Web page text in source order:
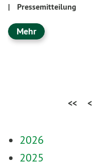
|
Pressemitteilung
Mehr
<<
<
2026
2025